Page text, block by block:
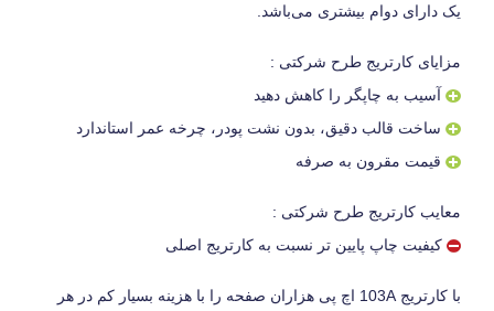
یک دارای دوام بیشتری می‌باشد.
مزایای کارتریج طرح شرکتی :
آسیب به چاپگر را کاهش دهید
ساخت قالب دقیق، بدون نشت پودر، چرخه عمر استاندارد
قیمت مقرون به صرفه
معایب کارتریج طرح شرکتی :
کیفیت چاپ پایین تر نسبت به کارتریج اصلی
با کارتریج 103A اچ پی هزاران صفحه را با هزینه بسیار کم در هر